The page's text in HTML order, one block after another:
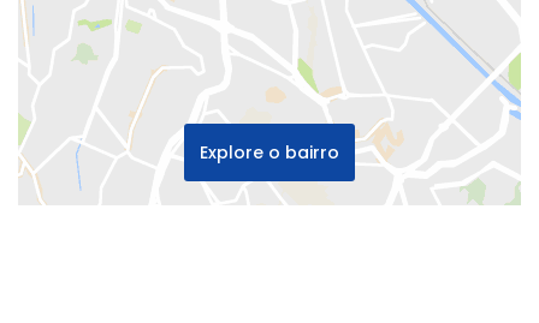
Explore o bairro